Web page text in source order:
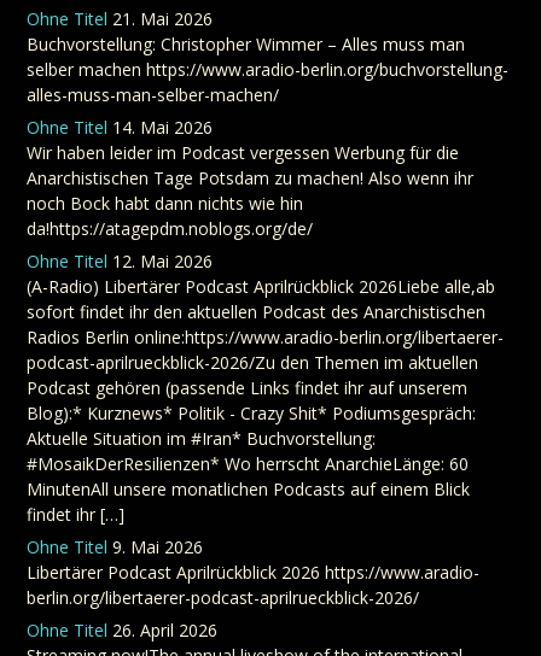
Ohne Titel 21. Mai 2026
Buchvorstellung: Christopher Wimmer – Alles muss man
selber machen https://www.aradio-berlin.org/buchvorstellung-
alles-muss-man-selber-machen/
Ohne Titel 14. Mai 2026
Wir haben leider im Podcast vergessen Werbung für die
Anarchistischen Tage Potsdam zu machen! Also wenn ihr
noch Bock habt dann nichts wie hin
da!https://atagepdm.noblogs.org/de/
Ohne Titel 12. Mai 2026
(A-Radio) Libertärer Podcast Aprilrückblick 2026Liebe alle,ab
sofort findet ihr den aktuellen Podcast des Anarchistischen
Radios Berlin online:https://www.aradio-berlin.org/libertaerer-
podcast-aprilrueckblick-2026/Zu den Themen im aktuellen
Podcast gehören (passende Links findet ihr auf unserem
Blog):* Kurznews* Politik - Crazy Shit* Podiumsgespräch:
Aktuelle Situation im #Iran* Buchvorstellung:
#MosaikDerResilienzen* Wo herrscht AnarchieLänge: 60
MinutenAll unsere monatlichen Podcasts auf einem Blick
findet ihr […]
Ohne Titel 9. Mai 2026
Libertärer Podcast Aprilrückblick 2026 https://www.aradio-
berlin.org/libertaerer-podcast-aprilrueckblick-2026/
Ohne Titel 26. April 2026